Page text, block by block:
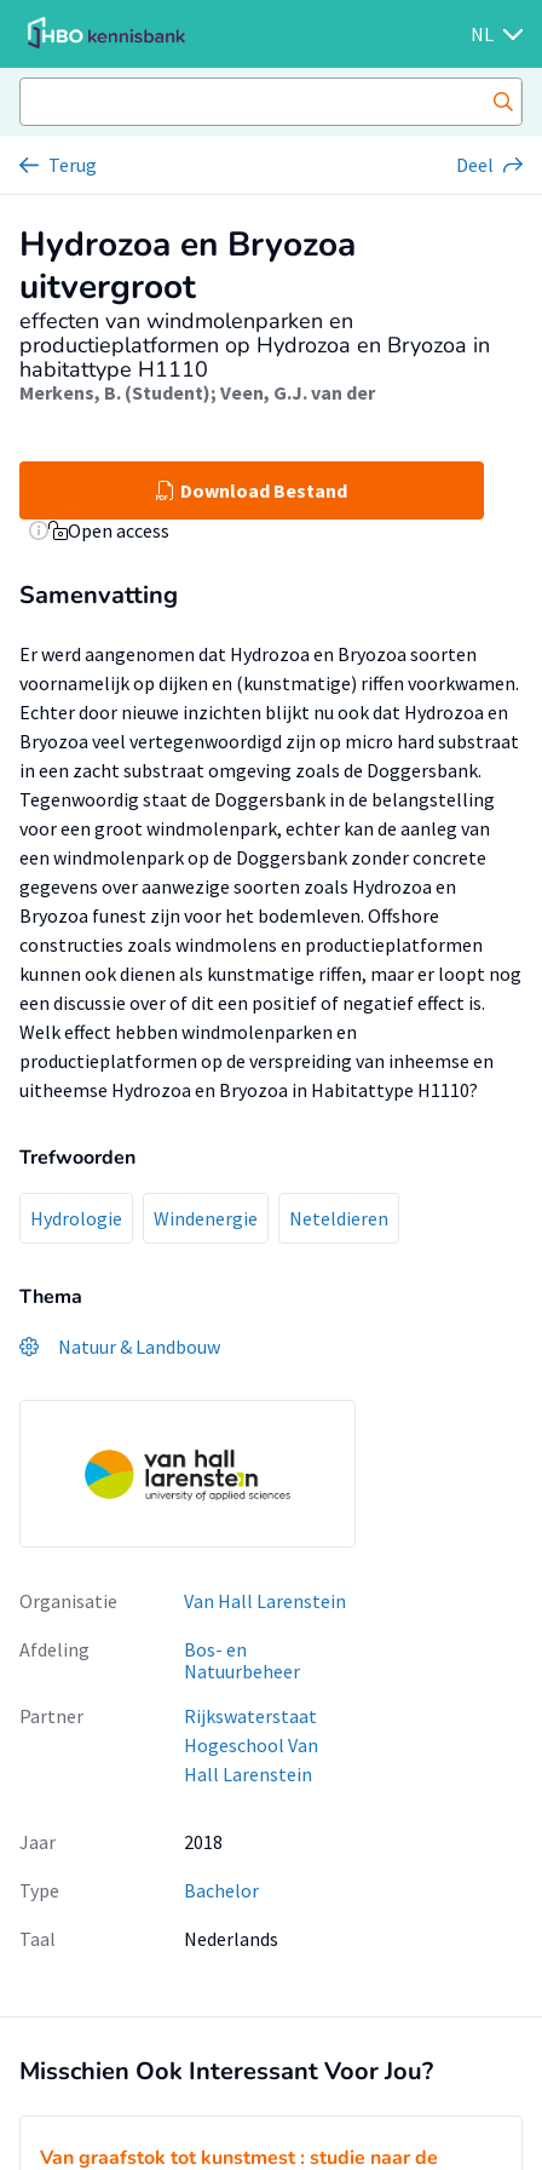
NL
Terug Deel
Hydrozoa en Bryozoa
uitvergroot
effecten van windmolenparken en
productieplatformen op Hydrozoa en Bryozoa in
habitattype H1110
Merkens, B. (Student); Veen, G.J. van der
Download Bestand
Open access
Samenvatting
Er werd aangenomen dat Hydrozoa en Bryozoa soorten
voornamelijk op dijken en (kunstmatige) riffen voorkwamen.
Echter door nieuwe inzichten blijkt nu ook dat Hydrozoa en
Bryozoa veel vertegenwoordigd zijn op micro hard substraat
in een zacht substraat omgeving zoals de Doggersbank.
Tegenwoordig staat de Doggersbank in de belangstelling
voor een groot windmolenpark, echter kan de aanleg van
een windmolenpark op de Doggersbank zonder concrete
gegevens over aanwezige soorten zoals Hydrozoa en
Bryozoa funest zijn voor het bodemleven. Offshore
constructies zoals windmolens en productieplatformen
kunnen ook dienen als kunstmatige riffen, maar er loopt nog
een discussie over of dit een positief of negatief effect is.
Welk effect hebben windmolenparken en
productieplatformen op de verspreiding van inheemse en
uitheemse Hydrozoa en Bryozoa in Habitattype H1110?
Trefwoorden
Hydrologie Windenergie Neteldieren
Thema
Natuur & Landbouw
Organisatie
Van Hall Larenstein
Afdeling
Bos- en
Natuurbeheer
Partner
Rijkswaterstaat
Hogeschool Van
Hall Larenstein
Jaar
2018
Type
Bachelor
Taal
Nederlands
Misschien Ook Interessant Voor Jou?
Van graafstok tot kunstmest : studie naar de